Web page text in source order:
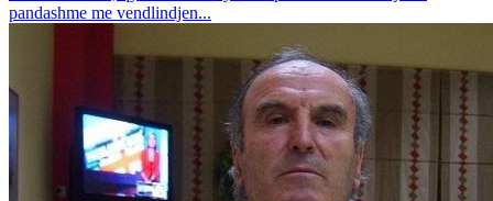
pandashme me vendlindjen...